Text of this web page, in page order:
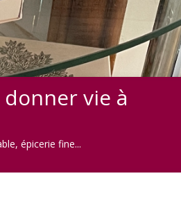
vie à
épicerie fine...